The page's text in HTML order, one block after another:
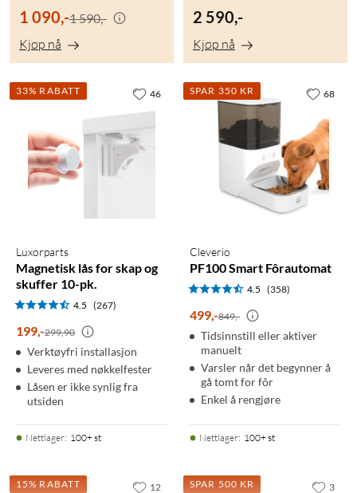
1 090,-1 590,-
Kjøp nå
2 590,-
Kjøp nå
33% RABATT
Luxorparts
Magnetisk lås for skap og
skuffer 10-pk.
4.5 (267)
199-299,90
Verktøyfri installasjon
Leveres med nøkkelfester
Låsen er ikke synlig fra
utsiden
Nettlager: 100+ st
46 SPAR 350 KR
Cleverio
PF100 Smart Fôrautomat
4.5 (358)
499-849,-
Tidsinnstill eller aktiver
manuelt
Varsler når det begynner å
gå tomt for fôr
Enkel å rengjøre
Nettlager: 100+ st
68
15% RABATT 12 SPAR 500 KR 3